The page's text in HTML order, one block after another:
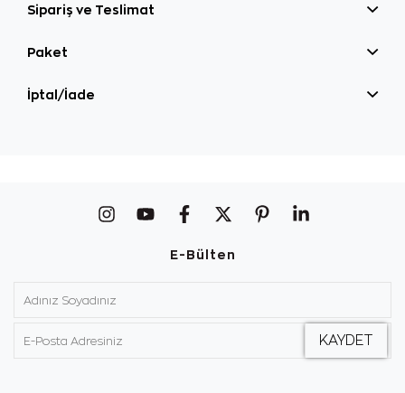
Sipariş ve Teslimat
Paket
İptal/İade
E-Bülten